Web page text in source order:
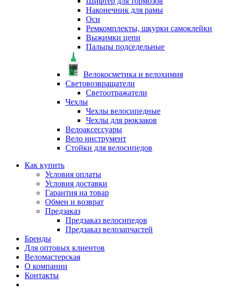
Наконечник для рамы
Оси
Ремкомплекты, шкурки самоклейки
Выжимки цепи
Пальцы подседельные
Велокосметика и велохимия
Световозвращатели
Светоотражатели
Чехлы
Чехлы велосипедные
Чехлы для рюкзаков
Велоаксессуары
Вело инструмент
Стойки для велосипедов
Как купить
Условия оплаты
Условия доставки
Гарантия на товар
Обмен и возврат
Предзаказ
Предзаказ велосипедов
Предзаказ велозапчастей
Бренды
Для оптовых клиентов
Веломастерская
О компании
Контакты